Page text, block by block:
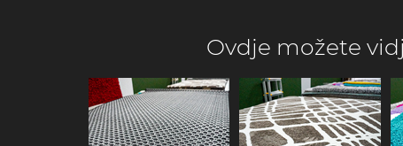
Ovdje možete